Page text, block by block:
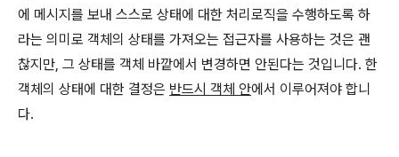
에 메시지를 보내 스스로 상태에 대한 처리로직을 수행하도록 하
라는 의미로 객체의 상태를 가져오는 접근자를 사용하는 것은 괜
찮지만, 그 상태를 객체 바깥에서 변경하면 안된다는 것입니다. 한
객체의 상태에 대한 결정은 반드시 객체 안에서 이루어져야 합니
다.